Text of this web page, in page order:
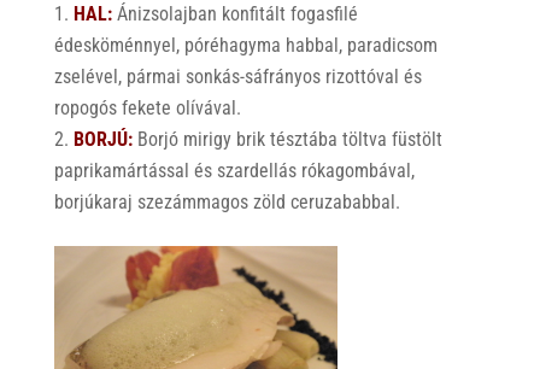
HAL:Ánizsolajban konfitált fogasfilé
édesköménnyel, póréhagyma habbal, paradicsom
zselével, pármai sonkás-sáfrányos rizottóval és
ropogós fekete olívával.
BORJÚ:Borjó mirigy brik tésztába töltva füstölt
paprikamártással és szardellás rókagombával,
borjúkaraj szezámmagos zöld ceruzababbal.